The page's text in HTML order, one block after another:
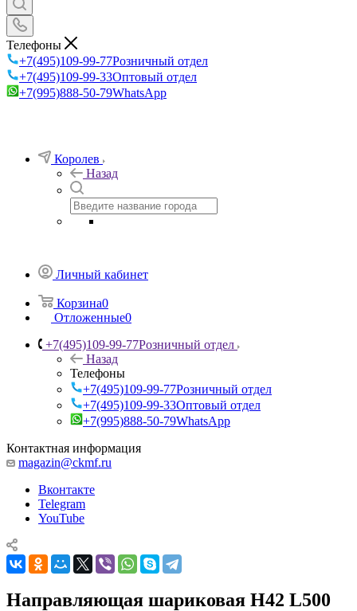
Телефоны
+7(495)109-99-77Розничный отдел
+7(495)109-99-33Оптовый отдел
+7(995)888-50-79WhatsApp
Королев
Назад
Личный кабинет
Корзина0
Отложенные0
+7(495)109-99-77Розничный отдел
Назад
Телефоны
+7(495)109-99-77Розничный отдел
+7(495)109-99-33Оптовый отдел
+7(995)888-50-79WhatsApp
Контактная информация
magazin@ckmf.ru
Вконтакте
Telegram
YouTube
Направляющая шариковая H42 L500